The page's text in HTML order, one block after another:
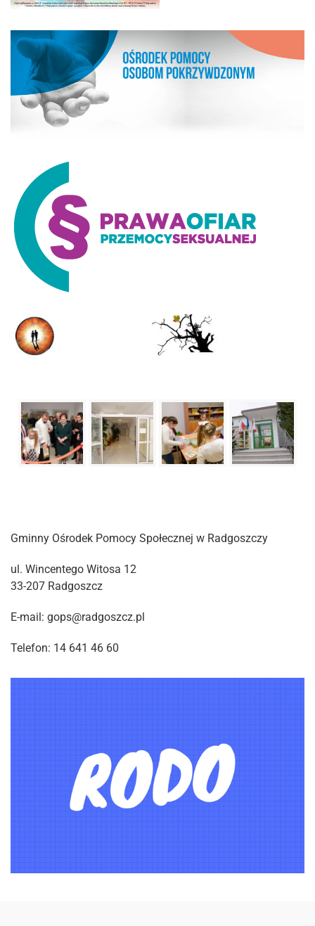
Gminny Ośrodek Pomocy Społecznej w Radgoszczy
ul. Wincentego Witosa 12
33-207 Radgoszcz
E-mail: gops@radgoszcz.pl
Telefon: 14 641 46 60